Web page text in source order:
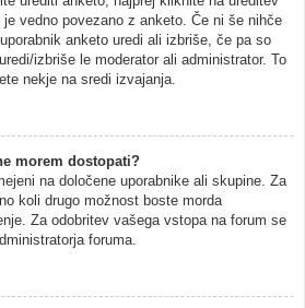
vedno povezano z anketo. Če ni še nihče
anketo uredi ali izbriše, če pa so
izbriše le moderator ali administrator. To
nekje na sredi izvajanja.
morem dostopati?
na določene uporabnike ali skupine. Za
koli drugo možnost boste morda
Za odobritev vašega vstopa na forum se
foruma.